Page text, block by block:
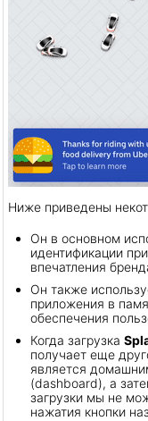
Ниже приведены
Он в основном
идентификации
впечатления
Он также
приложения в
обеспечения
Когда загрузка
получает еще
является
(dashboard), а
загрузки мы не
нажатия кнопки